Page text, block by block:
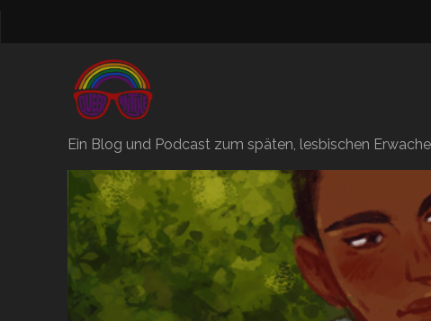
Ein Blog und Podcast zum späten, lesbischen